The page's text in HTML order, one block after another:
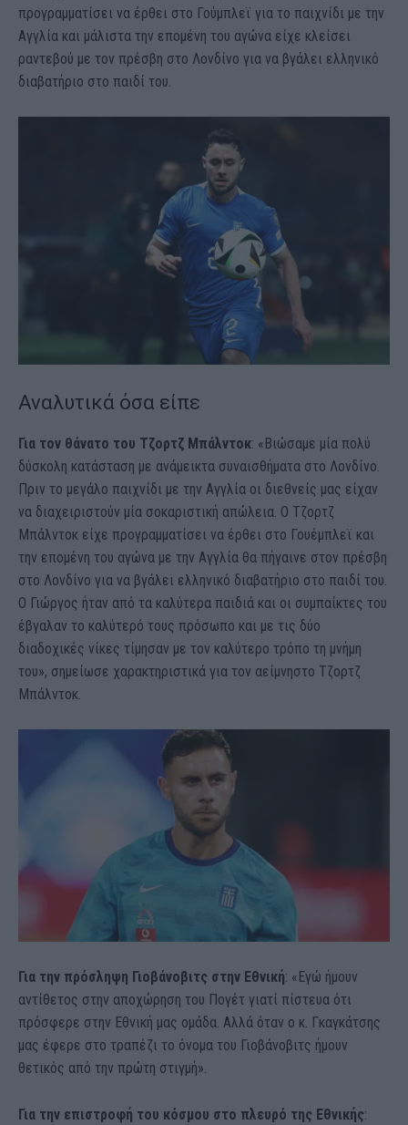
προγραμματίσει να έρθει στο Γούμπλεϊ για το παιχνίδι με την
Αγγλία και μάλιστα την επομένη του αγώνα είχε κλείσει
ραντεβού με τον πρέσβη στο Λονδίνο για να βγάλει ελληνικό
διαβατήριο στο παιδί του.
Αναλυτικά όσα είπε
Για τον θάνατο του Τζορτζ Μπάλντοκ: «Βιώσαμε μία πολύ
δύσκολη κατάσταση με ανάμεικτα συναισθήματα στο Λονδίνο.
Πριν το μεγάλο παιχνίδι με την Αγγλία οι διεθνείς μας είχαν
να διαχειριστούν μία σοκαριστική απώλεια. Ο Τζορτζ
Μπάλντοκ είχε προγραμματίσει να έρθει στο Γουέμπλεϊ και
την επομένη του αγώνα με την Αγγλία θα πήγαινε στον πρέσβη
στο Λονδίνο για να βγάλει ελληνικό διαβατήριο στο παιδί του.
Ο Γιώργος ήταν από τα καλύτερα παιδιά και οι συμπαίκτες του
έβγαλαν το καλύτερό τους πρόσωπο και με τις δύο
διαδοχικές νίκες τίμησαν με τον καλύτερο τρόπο τη μνήμη
του», σημείωσε χαρακτηριστικά για τον αείμνηστο Τζορτζ
Μπάλντοκ.
Για την πρόσληψη Γιοβάνοβιτς στην Εθνική: «Εγώ ήμουν
αντίθετος στην αποχώρηση του Πογέτ γιατί πίστευα ότι
πρόσφερε στην Εθνική μας ομάδα. Αλλά όταν ο κ. Γκαγκάτσης
μας έφερε στο τραπέζι το όνομα του Γιοβάνοβιτς ήμουν
θετικός από την πρώτη στιγμή».
Για την επιστροφή του κόσμου στο πλευρό της Εθνικής: